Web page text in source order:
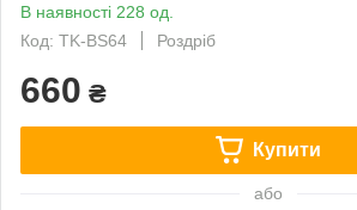
В наявності 228 од.
Код: TK-BS64
Роздріб
660 ₴
Купити
або